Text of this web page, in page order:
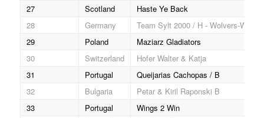
27
Scotland
Haste Ye Back
28
Germany
Team Sylt 2000 / H - Wolvers-Wolf
29
Poland
Maziarz Gladiators
30
Switzerland
Hofer Walter & Katja
31
Portugal
Queijarias Cachopas / B
32
Bulgaria
Petar & Kiril Raponski B
33
Portugal
Wings 2 Win